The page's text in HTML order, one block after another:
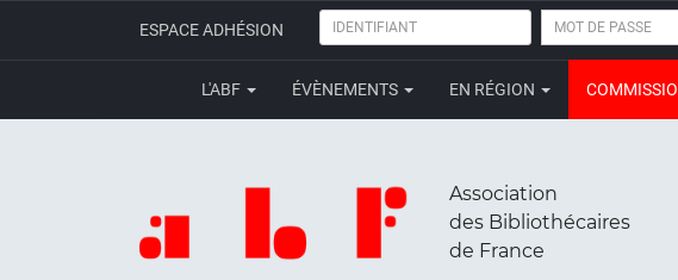
ESPACE ADHÉSION IDENTIFIANT
MOT
PASSE
L'ABF ÉVÈNEMENTS EN RÉGION
Association
des Bibliothécaires
de France